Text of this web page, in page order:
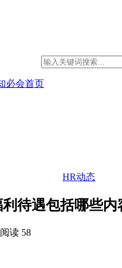
必会首页
HR动态
待遇包括哪些内
阅读 58